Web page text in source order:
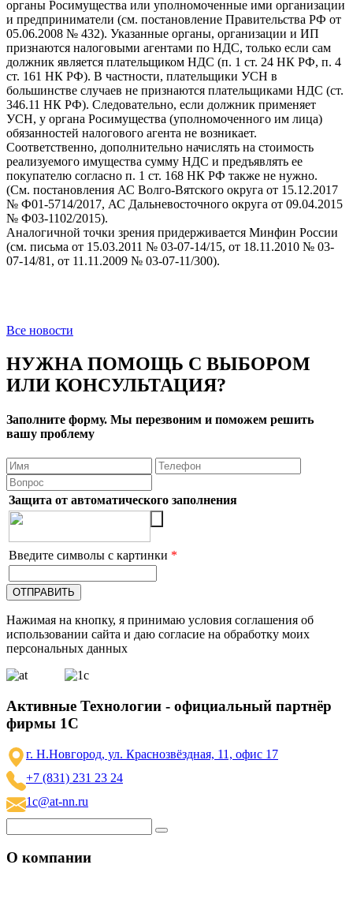
органы Росимущества или уполномоченные ими организации
и предприниматели (см. постановление Правительства РФ от
05.06.2008 № 432). Указанные органы, организации и ИП
признаются налоговыми агентами по НДС, только если сам
должник является плательщиком НДС (п. 1 ст. 24 НК РФ, п. 4
ст. 161 НК РФ). В частности, плательщики УСН в
большинстве случаев не признаются плательщиками НДС (ст.
346.11 НК РФ). Следовательно, если должник применяет
УСН, у органа Росимущества (уполномоченного им лица)
обязанностей налогового агента не возникает.
Соответственно, дополнительно начислять на стоимость
реализуемого имущества сумму НДС и предъявлять ее
покупателю согласно п. 1 ст. 168 НК РФ также не нужно.
(См. постановления АС Волго-Вятского округа от 15.12.2017
№ Ф01-5714/2017, АС Дальневосточного округа от 09.04.2015
№ Ф03-1102/2015).
Аналогичной точки зрения придерживается Минфин России
(см. письма от 15.03.2011 № 03-07-14/15, от 18.11.2010 № 03-
07-14/81, от 11.11.2009 № 03-07-11/300).
Все новости
НУЖНА ПОМОЩЬ С ВЫБОРОМ
ИЛИ КОНСУЛЬТАЦИЯ?
Заполните форму. Мы перезвоним и поможем решить
вашу проблему
Защита от автоматического заполнения
Введите символы с картинки *
Нажимая на кнопку, я принимаю условия соглашения об
использовании сайта и даю согласие на обработку моих
персональных данных
Активные Технологии - официальный партнёр
фирмы 1С
г. Н.Новгород, ул. Краснозвёздная, 11, офис 17
+7 (831) 231 23 24
1c@at-nn.ru
О компании